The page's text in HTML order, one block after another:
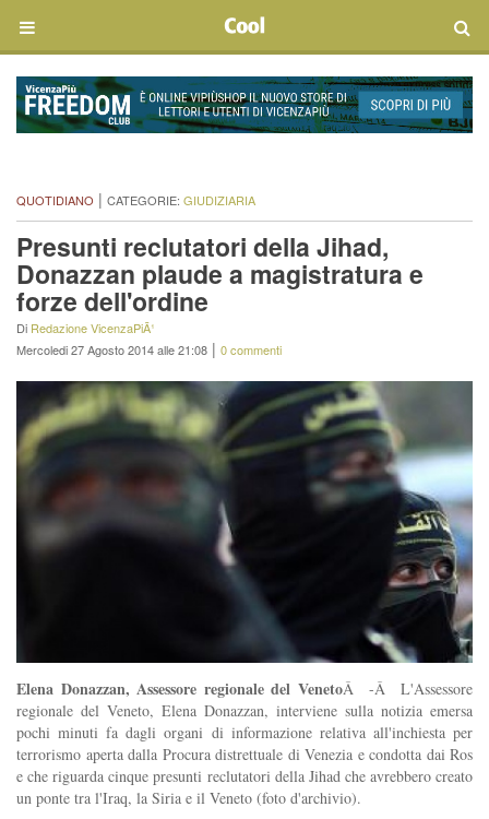
QUOTIDIANO | CATEGORIE: GIUDIZIARIA
Presunti reclutatori della Jihad,
Donazzan plaude a magistratura e
forze dell'ordine
Di Redazione VicenzaPiÃ¹
Mercoledi 27 Agosto 2014 alle 21:08 | 0 commenti
Elena Donazzan, Assessore regionale del VenetoÂ -Â L'Assessore
regionale del Veneto, Elena Donazzan, interviene sulla notizia emersa
pochi minuti fa dagli organi di informazione relativa all'inchiesta per
terrorismo aperta dalla Procura distrettuale di Venezia e condotta dai Ros
e che riguarda cinque presunti reclutatori della Jihad che avrebbero creato
un ponte tra l'Iraq, la Siria e il Veneto (foto d'archivio).